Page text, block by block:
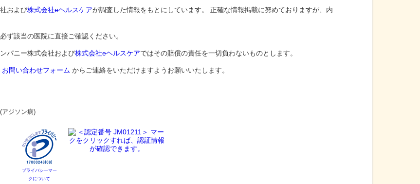
および株式会社eヘルスケアが調査した情報をもとにしています。 正確な情報掲載に努めておりますが、内
ず該当の医院に直接ご確認ください。
パニー株式会社および株式会社eヘルスケアではその賠償の責任を一切負わないものとします。
お問い合わせフォーム からご連絡をいただけますようお願いいたします。
アジソン病)
プライバシーマー
クについて